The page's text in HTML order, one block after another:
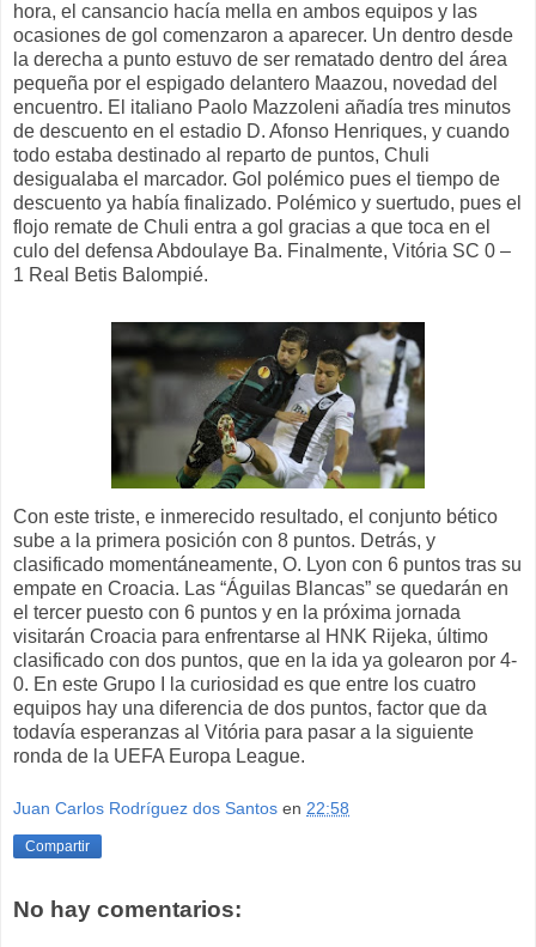
hora, el cansancio hacía mella en ambos equipos y las
ocasiones de gol comenzaron a aparecer. Un dentro desde
la derecha a punto estuvo de ser rematado dentro del área
pequeña por el espigado delantero Maazou, novedad del
encuentro. El italiano Paolo Mazzoleni añadía tres minutos
de descuento en el estadio D. Afonso Henriques, y cuando
todo estaba destinado al reparto de puntos, Chuli
desigualaba el marcador. Gol polémico pues el tiempo de
descuento ya había finalizado. Polémico y suertudo, pues el
flojo remate de Chuli entra a gol gracias a que toca en el
culo del defensa Abdoulaye Ba. Finalmente, Vitória SC 0 –
1 Real Betis Balompié.
Con este triste, e inmerecido resultado, el conjunto bético
sube a la primera posición con 8 puntos. Detrás, y
clasificado momentáneamente, O. Lyon con 6 puntos tras su
empate en Croacia. Las “Águilas Blancas” se quedarán en
el tercer puesto con 6 puntos y en la próxima jornada
visitarán Croacia para enfrentarse al HNK Rijeka, último
clasificado con dos puntos, que en la ida ya golearon por 4-
0. En este Grupo I la curiosidad es que entre los cuatro
equipos hay una diferencia de dos puntos, factor que da
todavía esperanzas al Vitória para pasar a la siguiente
ronda de la UEFA Europa League.
Juan Carlos Rodríguez dos Santos en 22:58
Compartir
No hay comentarios: